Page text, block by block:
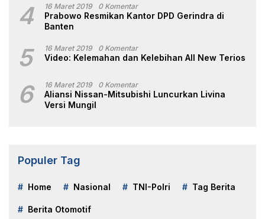
4 16 Maret 2019 0 Komentar
Prabowo Resmikan Kantor DPD Gerindra di
Banten
5 16 Maret 2019 0 Komentar
Video: Kelemahan dan Kelebihan All New Terios
6 16 Maret 2019 0 Komentar
Aliansi Nissan-Mitsubishi Luncurkan Livina
Versi Mungil
Populer Tag
Home Nasional TNI-Polri Tag Berita
Berita Otomotif